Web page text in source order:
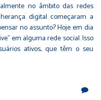
no âmbito das redes
digital começaram a
no assunto? Hoje em dia
em alguma rede social. Isso
ativos, que têm o seu